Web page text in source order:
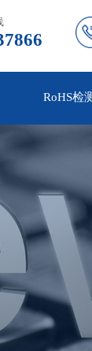
RoHS检